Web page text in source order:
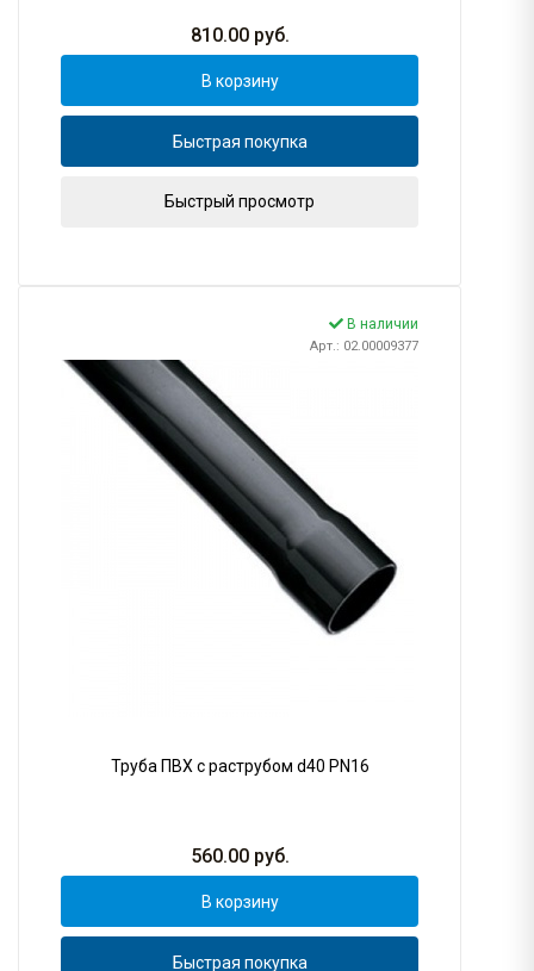
810.00руб.
В корзину
Быстрая покупка
Быстрый просмотр
В наличии
Арт.: 02.00009377
Труба ПВХ с раструбом d40 PN16
560.00руб.
В корзину
Быстрая покупка